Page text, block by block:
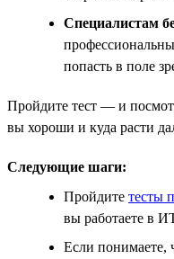
Специалистам
попасть в поле
Пройдите тест — и
вы хороши и куда расти
Следующие шаги:
Пройдите тесты
вы работаете в
Если понимаете,